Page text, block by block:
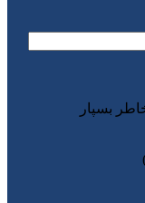
بسپار